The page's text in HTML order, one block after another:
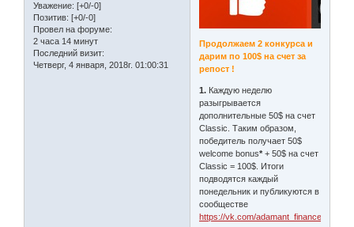
Уважение: [+0/-0]
Позитив: [+0/-0]
Провел на форуме:
2 часа 14 минут
Последний визит:
Четверг, 4 января, 2018г. 01:00:31
Продолжаем 2 конкурса и
дарим по 100$ на счет за
репост !
1. Каждую неделю
разыгрывается
дополнительные 50$ на счет
Classic. Таким образом,
победитель получает 50$
welcome bonus* + 50$ на счет
Classic = 100$. Итоги
подводятся каждый
понедельник и публикуются в
сообществе
https://vk.com/adamant_finance